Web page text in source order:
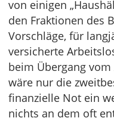
von einigen
den Fraktionen des
Vorschläge, für
versicherte
beim Übergang vom
wäre nur die
finanzielle Not ein
nichts an dem oft